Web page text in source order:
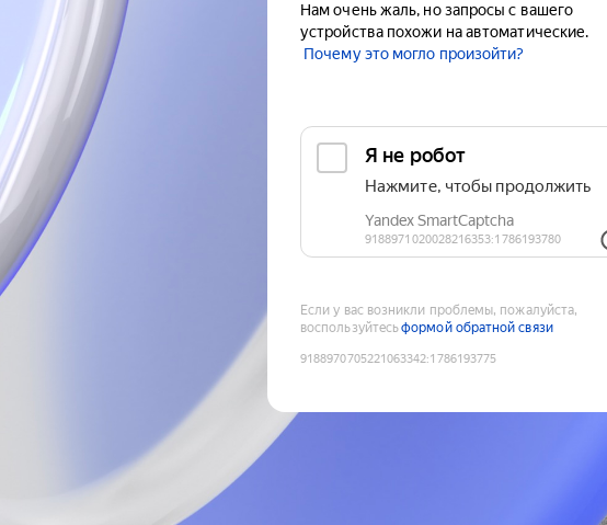
Нам очень жаль, но запросы с вашего
устройства похожи на автоматические.
Почему это могло произойти?
Если у вас возникли проблемы, пожалуйста,
воспользуйтесьформой обратной связи
9188970705221063342:1786193775